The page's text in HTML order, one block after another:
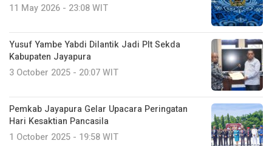
11 May 2026 - 23:08 WIT
Yusuf Yambe Yabdi Dilantik Jadi Plt Sekda
Kabupaten Jayapura
3 October 2025 - 20:07 WIT
Pemkab Jayapura Gelar Upacara Peringatan
Hari Kesaktian Pancasila
1 October 2025 - 19:58 WIT